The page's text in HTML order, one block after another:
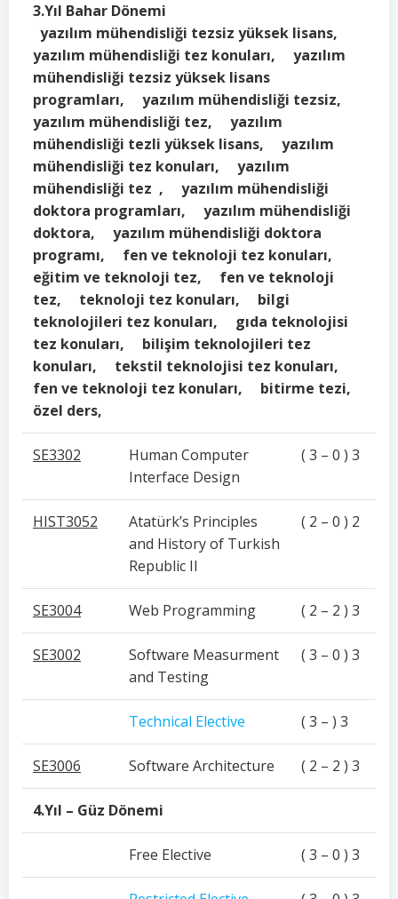
3.Yıl Bahar Dönemi
yazılım mühendisliği tezsiz yüksek lisans,
yazılım mühendisliği tez konuları, yazılım
mühendisliği tezsiz yüksek lisans
programları, yazılım mühendisliği tezsiz,
yazılım mühendisliği tez, yazılım
mühendisliği tezli yüksek lisans, yazılım
mühendisliği tez konuları, yazılım
mühendisliği tez , yazılım mühendisliği
doktora programları, yazılım mühendisliği
doktora, yazılım mühendisliği doktora
programı, fen ve teknoloji tez konuları,
eğitim ve teknoloji tez, fen ve teknoloji
tez, teknoloji tez konuları, bilgi
teknolojileri tez konuları, gıda teknolojisi
tez konuları, bilişim teknolojileri tez
konuları, tekstil teknolojisi tez konuları,
fen ve teknoloji tez konuları, bitirme tezi,
özel ders,
SE3302
Human Computer
Interface Design
( 3 – 0 ) 3
HIST3052
Atatürk’s Principles
and History of Turkish
Republic II
( 2 – 0 ) 2
SE3004 Web Programming ( 2 – 2 ) 3
SE3002
Software Measurment
and Testing
( 3 – 0 ) 3
Technical Elective ( 3 – ) 3
SE3006 Software Architecture ( 2 – 2 ) 3
4.Yıl – Güz Dönemi
Free Elective ( 3 – 0 ) 3